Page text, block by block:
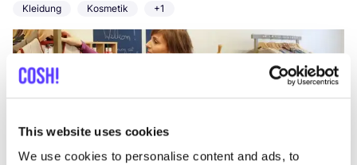
This website uses cookies
We use cookies to personalise content and ads, to
Kleidung Kosmetik +1